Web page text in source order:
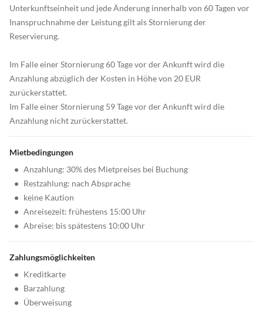
Unterkunftseinheit und jede Änderung innerhalb von 60 Tagen vor
Inanspruchnahme der Leistung gilt als Stornierung der
Reservierung.
Im Falle einer Stornierung 60 Tage vor der Ankunft wird die
Anzahlung abzüglich der Kosten in Höhe von 20 EUR
zurückerstattet.
Im Falle einer Stornierung 59 Tage vor der Ankunft wird die
Anzahlung nicht zurückerstattet.
Mietbedingungen
• Anzahlung: 30% des Mietpreises bei Buchung
• Restzahlung: nach Absprache
• keine Kaution
• Anreisezeit: frühestens 15:00 Uhr
• Abreise: bis spätestens 10:00 Uhr
Zahlungsmöglichkeiten
• Kreditkarte
• Barzahlung
• Überweisung